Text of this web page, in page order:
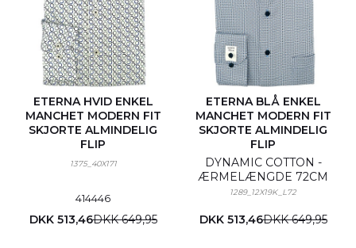
ETERNA HVID ENKEL
MANCHET MODERN FIT
SKJORTE ALMINDELIG
FLIP
1375_40X171
414446
DKK 513,46DKK 649,95
ETERNA BLÅ ENKEL
MANCHET MODERN FIT
SKJORTE ALMINDELIG
FLIP
DYNAMIC COTTON -
ÆRMELÆNGDE 72CM
1289_12X19K_L72
DKK 513,46DKK 649,95